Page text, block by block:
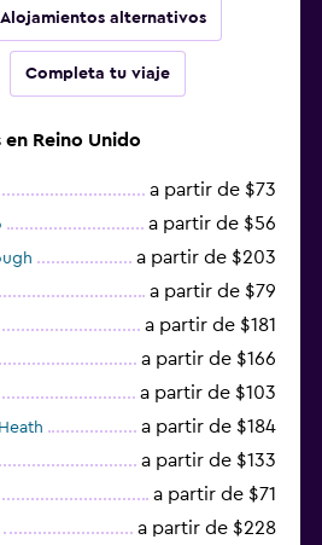
Alojamientos alternativos
Completa tu viaje
Reino Unido
a partir de $73
a partir de $56
a partir de $203
a partir de $79
a partir de $181
a partir de $166
a partir de $103
a partir de $184
a partir de $133
a partir de $71
a partir de $228